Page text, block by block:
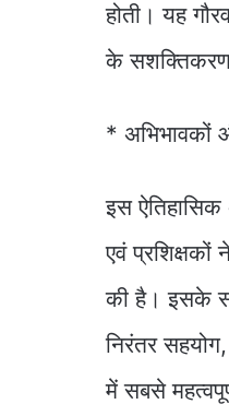
होती। यह
के सशक्तिकरण
* अभिभावकों
इस ऐतिहासिक
एवं
की है। इसके
निरंतर
में सबसे